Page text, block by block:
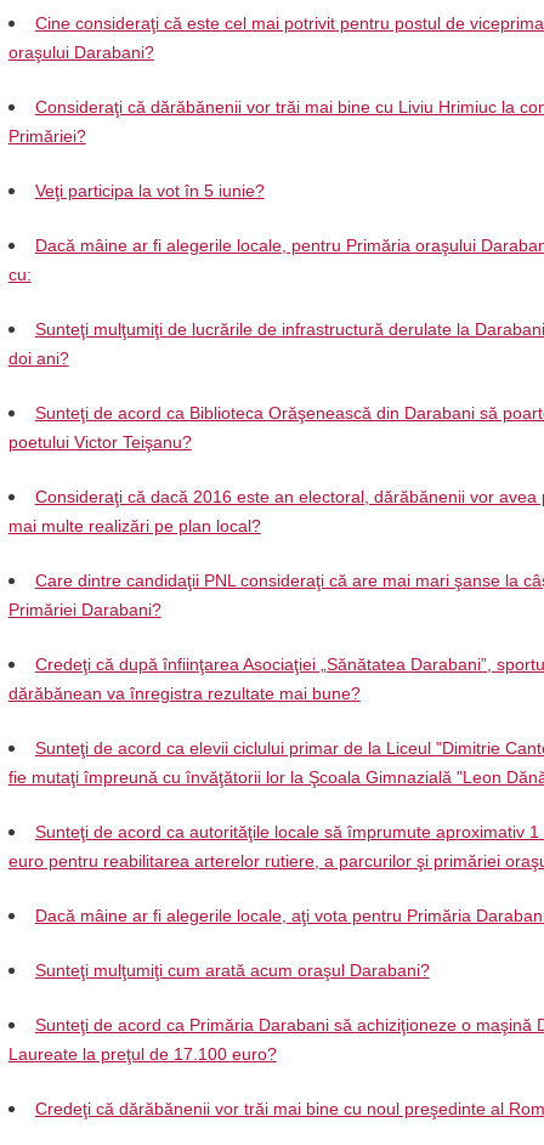
Cine consideraţi că este cel mai potrivit pentru postul de
oraşului Darabani?
Consideraţi că dărăbănenii vor trăi mai bine cu Liviu Hrimiuc la
Primăriei?
Veţi participa la vot în 5 iunie?
Dacă mâine ar fi alegerile locale, pentru Primăria oraşului
cu:
Sunteţi mulţumiţi de lucrările de infrastructură derulate la
doi ani?
Sunteţi de acord ca Biblioteca Orăşenească din Darabani să
poetului Victor Teişanu?
Consideraţi că dacă 2016 este an electoral, dărăbănenii vor avea
mai multe realizări pe plan local?
Care dintre candidaţii PNL consideraţi că are mai mari şanse la
Primăriei Darabani?
Credeţi că după înfiinţarea Asociaţiei „Sănătatea Darabani”,
dărăbănean va înregistra rezultate mai bune?
Sunteţi de acord ca elevii ciclului primar de la Liceul "Dimitrie
fie mutaţi împreună cu învăţătorii lor la Şcoala Gimnazială "Leon
Sunteţi de acord ca autorităţile locale să împrumute aproximativ 1
euro pentru reabilitarea arterelor rutiere, a parcurilor şi primăriei
Dacă mâine ar fi alegerile locale, aţi vota pentru Primăria
Sunteţi mulţumiţi cum arată acum oraşul Darabani?
Sunteţi de acord ca Primăria Darabani să achiziţioneze o maşină
Laureate la preţul de 17.100 euro?
Credeţi că dărăbănenii vor trăi mai bine cu noul preşedinte al